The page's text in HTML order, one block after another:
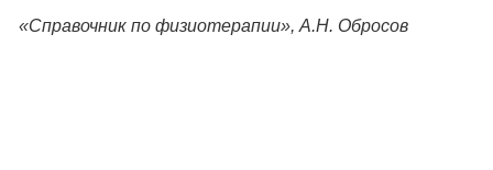
«Справочник по физиотерапии», А.Н. Обросов